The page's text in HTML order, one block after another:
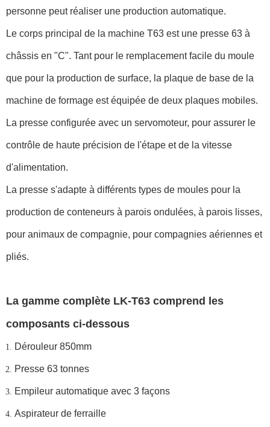
personne peut réaliser une production automatique.
Le corps principal de la machine T63 est une presse 63 à
châssis en "C". Tant pour le remplacement facile du moule
que pour la production de surface, la plaque de base de la
machine de formage est équipée de deux plaques mobiles.
La presse configurée avec un servomoteur, pour assurer le
contrôle de haute précision de l'étape et de la vitesse
d'alimentation.
La presse s'adapte à différents types de moules pour la
production de conteneurs à parois ondulées, à parois lisses,
pour animaux de compagnie, pour compagnies aériennes et
pliés.
La gamme complète LK-T63 comprend les
composants ci-dessous
Dérouleur 850mm
Presse 63 tonnes
Empileur automatique avec 3 façons
Aspirateur de ferraille